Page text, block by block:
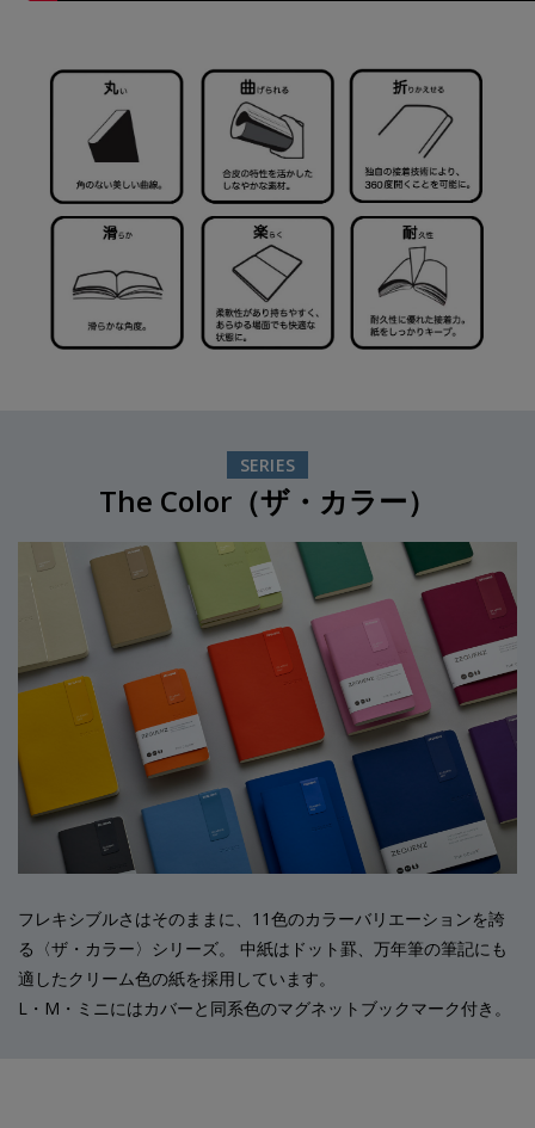
SERIES
The Color（ザ・カラー）
フレキシブルさはそのままに、11色のカラーバリエーションを誇
る〈ザ・カラー〉シリーズ。 中紙はドット罫、万年筆の筆記にも
適したクリーム色の紙を採用しています。
L・M・ミニにはカバーと同系色のマグネットブックマーク付き。